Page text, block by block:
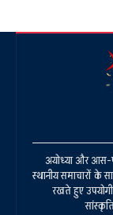
अयोध्या और आस-
स्थानीय समाचारों के
रखते हुए